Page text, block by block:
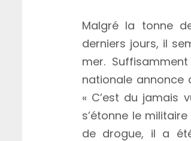
Malgré la tonne
derniers jours, il
mer.
nationale annonce
« C’est du jamais
s’étonne le
de drogue, il a